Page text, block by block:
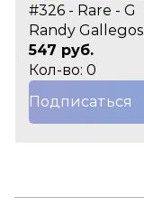
#326 - Rare - G
Randy Gallegos
547 руб.
Кол-во: 0
Подписаться